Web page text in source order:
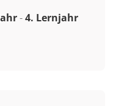
-4. Lernjahr